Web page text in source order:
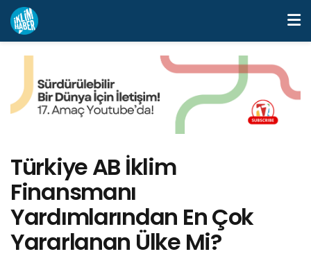
Türkiye AB İklim
Finansmanı
Yardımlarından En Çok
Yararlanan Ülke Mi?